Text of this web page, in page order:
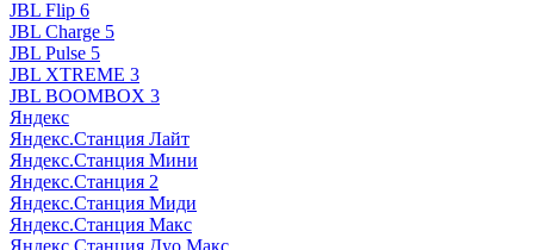
JBL Flip 6
JBL Charge 5
JBL Pulse 5
JBL XTREME 3
JBL BOOMBOX 3
Яндекс
Яндекс.Станция Лайт
Яндекс.Станция Мини
Яндекс.Станция 2
Яндекс.Станция Миди
Яндекс.Станция Макс
Яндекс.Станция Дуо Макс